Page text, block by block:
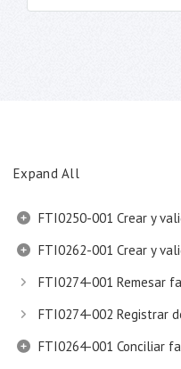
Expand All
FTI0250-001 Crear y
FTI0262-001 Crear y
FTI0274-001 Remesar
FTI0274-002 Registrar
FTI0264-001 Conciliar